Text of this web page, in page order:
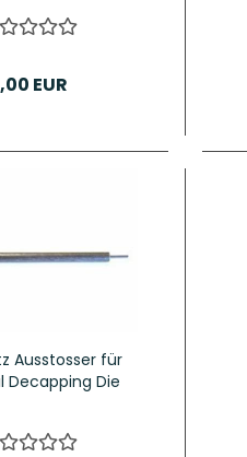
EUR
Ausstosser für
Decapping Die